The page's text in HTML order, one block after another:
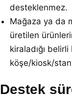
desteklenmez.
Mağaza ya da
üretilen
kiraladığı
köşe/kiosk/
Destek